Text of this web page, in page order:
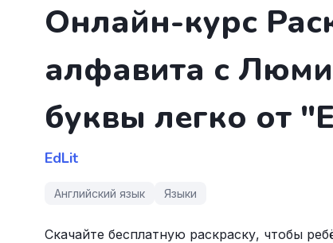
Онлайн-курс
алфавита с
буквы легко от
EdLit
Английский язык Языки
Скачайте бесплатную раскраску, чтобы